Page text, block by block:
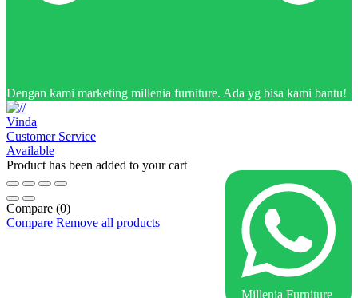
Dengan kami marketing millenia furniture. Ada yg bisa kami bantu!
Vinda
Customer Service
Available
Millenia Furniture
Product has been added to your cart
Compare (0)
Compare Remove all products